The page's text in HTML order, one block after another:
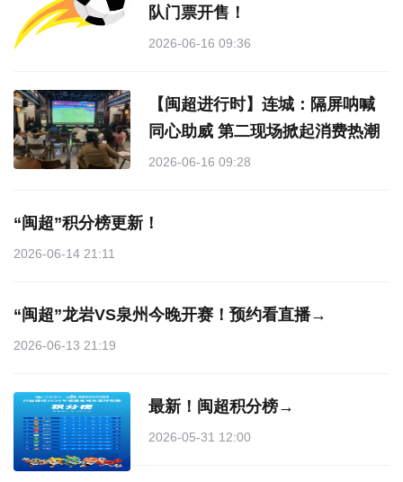
队门票开售！
2026-06-16 09:36
【闽超进行时】连城：隔屏呐喊
同心助威 第二现场掀起消费热潮
2026-06-16 09:28
“闽超”积分榜更新！
2026-06-14 21:11
“闽超”龙岩VS泉州今晚开赛！预约看直播→
2026-06-13 21:19
最新！闽超积分榜→
2026-05-31 12:00